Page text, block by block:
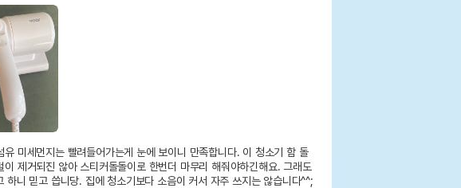
유 미세먼지는 빨려들어가는게 눈에 보이니 만족합니다. 이 청소기 함 돌
이 제거되진 않아 스티커돌돌이로 한번더 마무리 해줘야하긴해요. 그래도
하니 믿고 씁니당. 집에 청소기보다 소음이 커서 자주 쓰지는 않습니다^^;